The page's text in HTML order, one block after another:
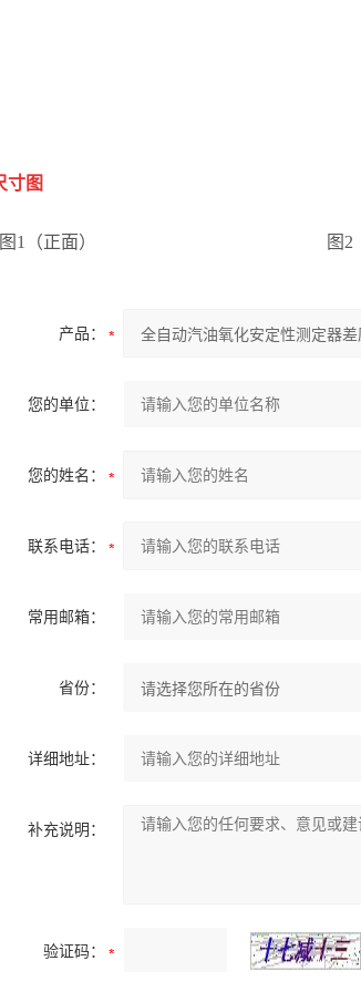
寸图
图 1 （正面） 图 2
产品：
您的单位：
您的姓名：
联系电话：
常用邮箱：
省份：
详细地址：
补充说明：
验证码：